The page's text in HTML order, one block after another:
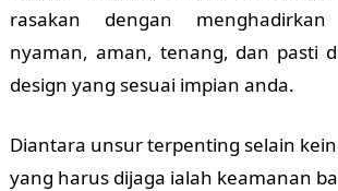
rasakan dengan
nyaman, aman, tenang, dan pasti
design yang sesuai impian anda.
Diantara unsur terpenting selain
yang harus dijaga ialah keamanan